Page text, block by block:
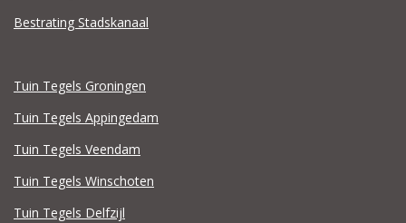
Bestrating Stadskanaal
Tuin Tegels Groningen
Tuin Tegels Appingedam
Tuin Tegels Veendam
Tuin Tegels Winschoten
Tuin Tegels Delfzijl